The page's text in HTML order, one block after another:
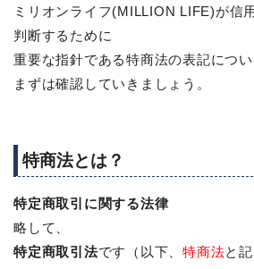
ミリオンライフ(MILLION LIFE)が信
判断するために
重要な指針である特商法の表記につ
まずは確認していきましょう。
特商法とは？
特定商取引に関する法律
略して、
特定商取引法です（以下、特商法と